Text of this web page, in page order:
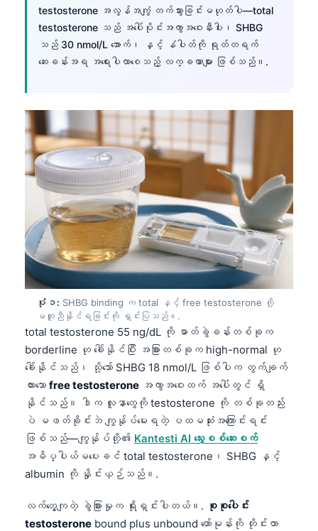
testosterone အလွန်အကျွံ တက်သွားခြင်းမဟုတ်ပါ—total
testosterone သည် အပေါ်ပိုင်းအကွာအဝေးနီးပါး၊ SHBG
သည် 30 nmol/L အောက်၊ နှင့် နံပါတ်ကို ရုတ်တရက်
ဆေးခန်းအရ အရေးပါလာစေသည့် လက္ခဏာများ ဖြစ်သည်။.
ပုံ ၁: SHBG binding က total နှင့် free testosterone တို့
မတူညီနိုင်ရခြင်းကို ရှင်းပြသည်။.
total testosterone 55 ng/dL ကို ဓာတ်ခွဲခန်းတစ်ခုက
borderline ဟု ခေါ်နိုင်ပြီး အခြားတစ်ခုက high-normal ဟု
ခေါ်နိုင်သည်၊ သို့သော် SHBG 18 nmol/L ဖြစ်ပါက တွက်ချက်
ထားသော free testosterone အကွာအဝေးထက် အပေါ်တွင် ရှိ
နိုင်သည်။ ဒါက လူနာတွေကို testosterone ကို တစ်ခုတည်း
ပဲ မဖတ်ခိုင်းဘဲ ကျွန်ုပ်မေးရတဲ့ ပထမဆုံးအကြောင်းရင်း
ဖြစ်သည်—ကျွန်ုပ်တို့၏ Kantesti AI သွေးစစ်ဆေးစက်
အဓိပ္ပါယ်မပေးခင် total testosterone၊ SHBG နှင့်
albumin ကို နှိုင်းယှဉ်သည်။.
လက်တွေ့ကျတဲ့ ခွဲခြားမှုက ရိုးရှင်းပါတယ်။. စုစုပေါင်း
testosterone bound plus unbound ဟော်မုန်းကို တိုင်းတာ